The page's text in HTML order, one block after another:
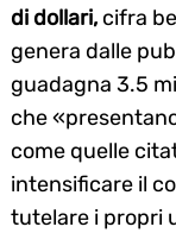
di dollari, cifra
genera dalle
guadagna 3.5
che
come quelle
intensificare il
tutelare i propri
Search
for: